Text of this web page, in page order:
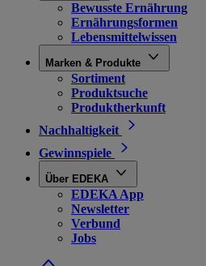
Bewusste Ernährung
Ernährungsformen
Lebensmittelwissen
Marken & Produkte
Sortiment
Produktsuche
Produktherkunft
Nachhaltigkeit
Gewinnspiele
Über EDEKA
EDEKA App
Newsletter
Verbund
Jobs